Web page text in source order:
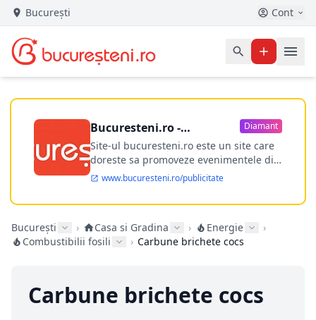
București Cont
Bucuresteni.ro -
publicitate online
Diamant
Site-ul bucuresteni.ro este un site care
doreste sa promoveze evenimentele din
Bucuresti si nu numai, sa puna la
dispozitia utilizatorului cea mai
performanta harta electronica a
ofere posibilitatea firmel...
www.bucuresteni.ro/publicitate
București › Casa si Gradina › Energie
›
Combustibilii fosili
› Carbune brichete cocs
Carbune brichete cocs